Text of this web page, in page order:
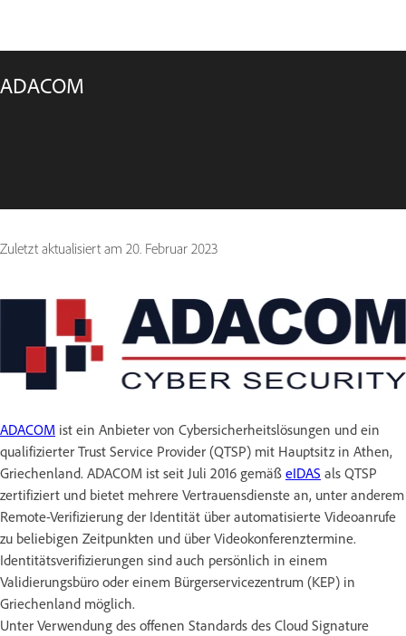
ADACOM
Zuletzt aktualisiert am 20. Februar 2023
ADACOM ist ein Anbieter von Cybersicherheitslösungen und ein
qualifizierter Trust Service Provider (QTSP) mit Hauptsitz in Athen,
Griechenland. ADACOM ist seit Juli 2016 gemäß eIDAS als QTSP
zertifiziert und bietet mehrere Vertrauensdienste an, unter anderem
Remote-Verifizierung der Identität über automatisierte Videoanrufe
zu beliebigen Zeitpunkten und über Videokonferenztermine.
Identitätsverifizierungen sind auch persönlich in einem
Validierungsbüro oder einem Bürgerservicezentrum (KEP) in
Griechenland möglich.
Unter Verwendung des offenen Standards des Cloud Signature